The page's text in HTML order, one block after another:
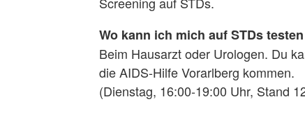
Wo kann ich mich auf STDs
Beim Hausarzt oder Urologen. Du
die AIDS-Hilfe Vorarlberg kommen.
(Dienstag, 16:00-19:00 Uhr, Stand